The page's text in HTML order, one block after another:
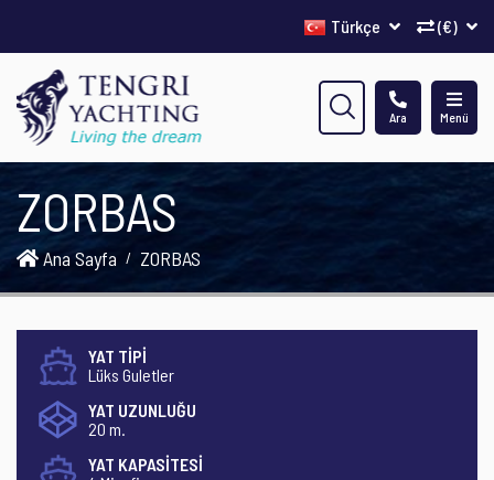
(€)
Türkçe
Menü
Ara
ZORBAS
Ana Sayfa ZORBAS
YAT TİPİ
Lüks Guletler
YAT UZUNLUĞU
20 m.
YAT KAPASİTESİ